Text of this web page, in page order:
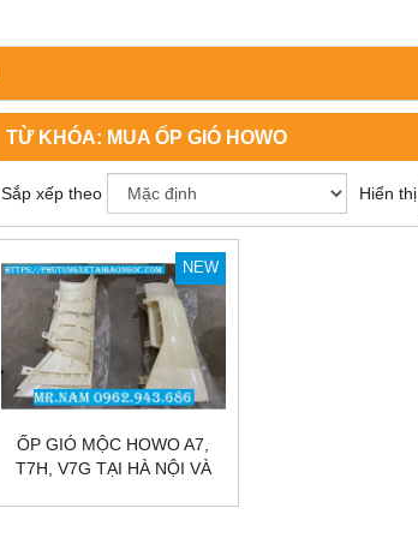
TỪ KHÓA: MUA ỐP GIÓ HOWO
Sắp xếp theo Hiển thị
NEW
ỐP GIÓ MỘC HOWO A7,
T7H, V7G TẠI HÀ NỘI VÀ